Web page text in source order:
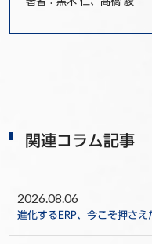
関連コラム記事
2026.08.06
進化するERP、今こそ押さ